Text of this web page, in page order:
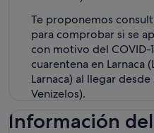
Te proponemos
para comprobar si se
con motivo del COVID-
cuarentena en Larnaca
Larnaca) al llegar
Venizelos).
Información